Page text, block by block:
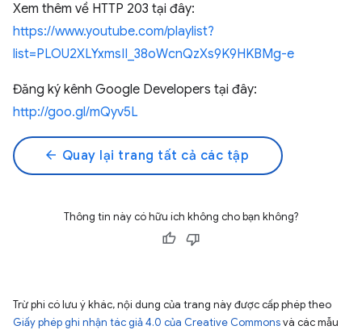
Xem thêm về HTTP 203 tại đây:
https://www.youtube.com/playlist?
list=PLOU2XLYxmsII_38oWcnQzXs9K9HKBMg-e
Đăng ký kênh Google Developers tại đây:
http://goo.gl/mQyv5L
arrow_back Quay lại trang tất cả các tập
Thông tin này có hữu ích không cho bạn không?
Trừ phi có lưu ý khác, nội dung của trang này được cấp phép theo
Giấy phép ghi nhận tác giả 4.0 của Creative Commonsvà các mẫu